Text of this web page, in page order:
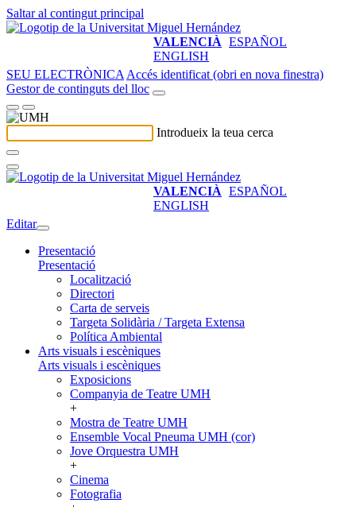
Saltar al contingut principal
VALENCIÀ ESPAÑOL
ENGLISH
SEU ELECTRÒNICA Accés identificat (obri en nova finestra)
Gestor de continguts del lloc
Introdueix la teua cerca
VALENCIÀ ESPAÑOL
ENGLISH
Editar
Presentació
Presentació
Localització
Directori
Carta de serveis
Targeta Solidària / Targeta Extensa
Política Ambiental
Arts visuals i escèniques
Arts visuals i escèniques
Exposicions
Companyia de Teatre UMH
+
Mostra de Teatre UMH
Ensemble Vocal Pneuma UMH (cor)
Jove Orquestra UMH
+
Cinema
Fotografia